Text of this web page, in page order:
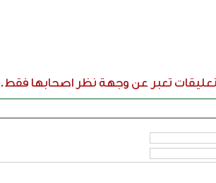
تعبر عن وجهة نظر اصحابها فقط.